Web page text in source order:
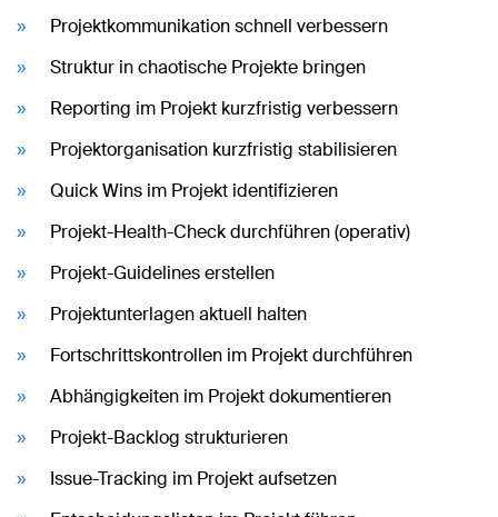
Projektkommunikation schnell verbessern
Struktur in chaotische Projekte bringen
Reporting im Projekt kurzfristig verbessern
Projektorganisation kurzfristig stabilisieren
Quick Wins im Projekt identifizieren
Projekt-Health-Check durchführen (operativ)
Projekt-Guidelines erstellen
Projektunterlagen aktuell halten
Fortschrittskontrollen im Projekt durchführen
Abhängigkeiten im Projekt dokumentieren
Projekt-Backlog strukturieren
Issue-Tracking im Projekt aufsetzen